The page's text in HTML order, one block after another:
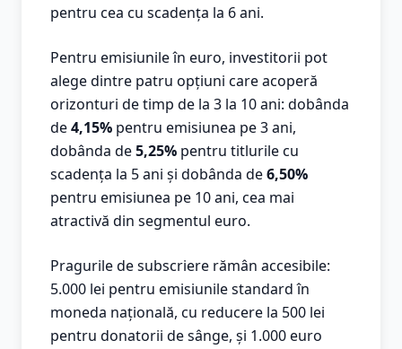
pentru cea cu scadența la 6 ani.
Pentru emisiunile în euro, investitorii pot
alege dintre patru opțiuni care acoperă
orizonturi de timp de la 3 la 10 ani: dobânda
de4,15% pentru emisiunea pe 3 ani,
dobânda de5,25% pentru titlurile cu
scadența la 5 ani și dobânda de6,50%
pentru emisiunea pe 10 ani, cea mai
atractivă din segmentul euro.
Pragurile de subscriere rămân accesibile:
5.000 lei pentru emisiunile standard în
moneda națională, cu reducere la 500 lei
pentru donatorii de sânge, și 1.000 euro